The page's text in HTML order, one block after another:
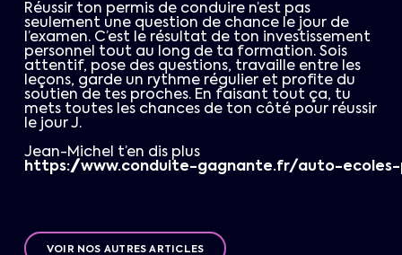
Réussir ton permis de conduire n’est pas
seulement une question de chance le jour de
l’examen. C’est le résultat de ton investissement
personnel tout au long de ta formation. Sois
attentif, pose des questions, travaille entre les
leçons, garde un rythme régulier et profite du
soutien de tes proches. En faisant tout ça, tu
mets toutes les chances de ton côté pour réussir
le jour J.
Jean-Michel t’en dis plus
https://www.conduite-gagnante.fr/auto-
VOIR NOS AUTRES ARTICLES